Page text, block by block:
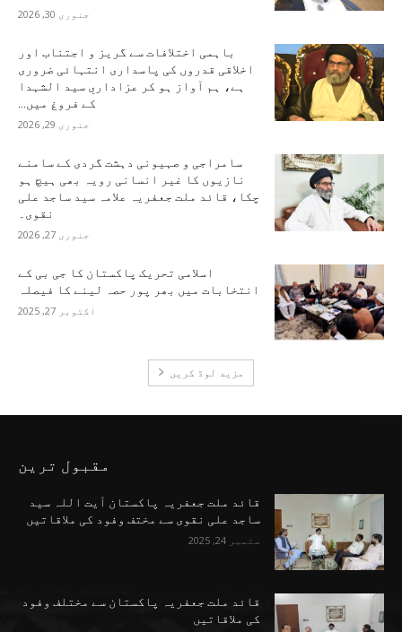
جنوری 30, 2026
باہمی اختلافات سے گریز و اجتناب اور
اخلاقی قدروں کی پاسداری انتہائی ضروری
ہے، ہم آواز ہو کر عزاداریِ سید الشہدا
کے فروغ میں...
جنوری 29, 2026
سامراجی و صہیونی دہشت گردی کے سامنے
نازیوں کا غیر انسانی رویہ بھی ہیچ ہو
چکا، قائد ملت جعفریہ علامہ سید ساجد علی
نقوی۔
جنوری 27, 2026
اسلامی تحریک پاکستان کا جی بی کے
انتخابات میں بھر پور حصہ لینے کا فیصلہ
اکتوبر 27, 2025
مزید لوڈ کریں
مقبول ترین
قائد ملت جعفریہ پاکستان آیت اللہ سید
ساجد علی نقوی سے مختف وفود کی ملاقاتیں
ستمبر 24, 2025
قائد ملت جعفریہ پاکستان سے مختلف وفود
کی ملاقاتیں